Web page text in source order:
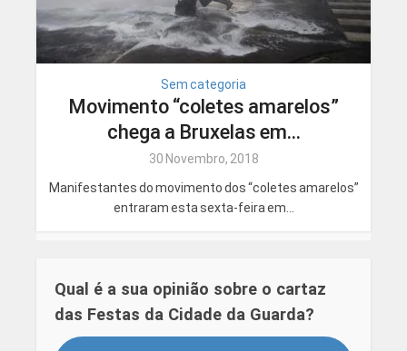
Sem categoria
Movimento “coletes amarelos”
chega a Bruxelas em...
30 Novembro, 2018
Manifestantes do movimento dos “coletes amarelos”
entraram esta sexta-feira em...
Qual é a sua opinião sobre o cartaz
das Festas da Cidade da Guarda?